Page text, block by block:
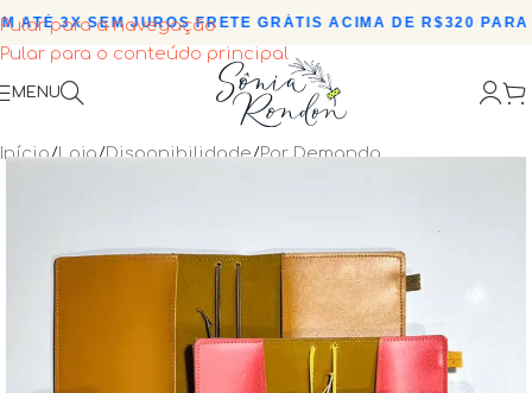
Pular para a navegação
Pular para o conteúdo principal
3X SEM JUROS•FRETE GRÁTIS ACIMA DE R$320 PARA
MENU
Início/Loja/Disponibilidade/Por Demanda